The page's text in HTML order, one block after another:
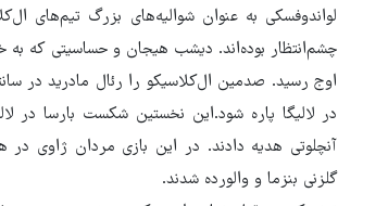
لواندوفسکی به عنوان شوالیه‌های بزرگ تیم‌های
چشم‌انتظار بوده‌اند. دیشب هیجان و حساسیتی که به
اوج رسید. صدمین ال‌کلاسیکو را رئال مادرید در
در لالیگا پاره شود.این نخستین شکست بارسا
آنچلوتی هدیه دادند. در این بازی مردان ژاوی
گلزنی بنزما و والورده شدند.